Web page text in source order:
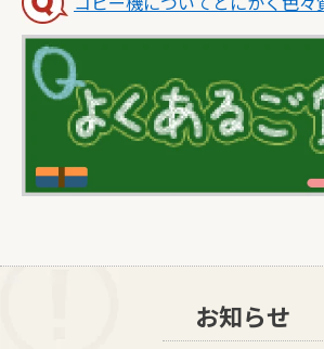
お知らせ